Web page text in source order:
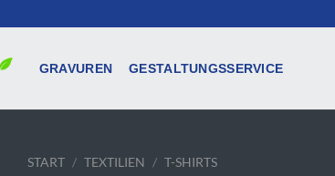
GRAVUREN GESTALTUNGSSERVICE
START / TEXTILIEN / T-SHIRTS